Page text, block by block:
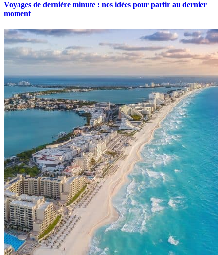
Voyages de dernière minute : nos idées pour partir au dernier
moment